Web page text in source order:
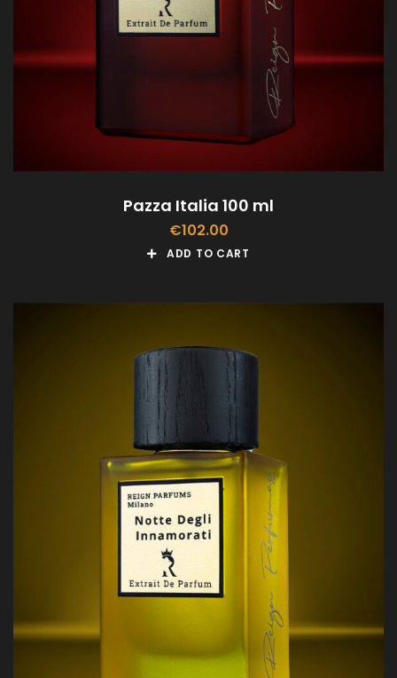
Pazza Italia 100 ml
€102.00
ADD TO CART